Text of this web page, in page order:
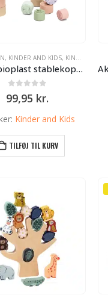
, KINDER AND KIDS, KINDER AND KIDS
7-pak bioplast stablekopper til baby 6+ mdr | Kinder and Kids
ud af 5
99,95 kr.
Kinder and Kids
TILFØJ TIL KURV